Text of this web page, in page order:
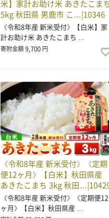
米】家計お助け米 あきたこま
5kg 秋田県 男鹿市 こ…|10346
《令和8年産 新米受付》【白米】家
計お助け米 あきたこまち …
寄附金額9,700 円
《令和8年産 新米受付》《定期
便12ヶ月》【白米】秋田県産
あきたこまち 3kg 秋田
《令和8年産 新米受付》《定期便12
ヶ月》【白米】秋田県産 …